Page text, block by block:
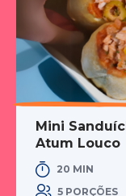
Mini
Atum Louco
20 MIN
5 PORÇÕES